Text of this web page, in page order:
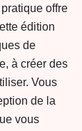
offre
édition
de
à créer des
Vous
de la
vous